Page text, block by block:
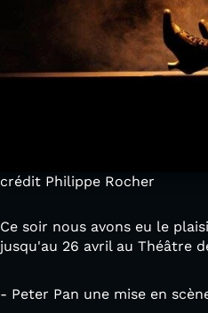
crédit Philippe Rocher
Ce soir nous avons eu le
jusqu'au 26 avril au Théâtre
- Peter Pan une mise en